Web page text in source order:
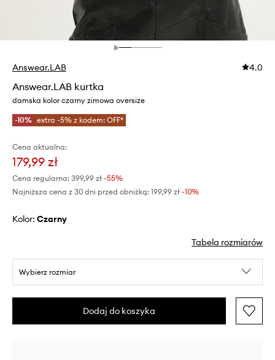
Answear.LAB 4.0
Answear.LAB kurtka
damska kolor czarny zimowa oversize
-10% extra -5% z kodem: OFF*
Cena aktualna:
179,99 zł
Cena regularna: 399,99 zł -55%
Najniższa cena z 30 dni przed obniżką: 199,99 zł -10%
Kolor: czarny
Tabela rozmiarów
Wybierz rozmiar
Dodaj do koszyka